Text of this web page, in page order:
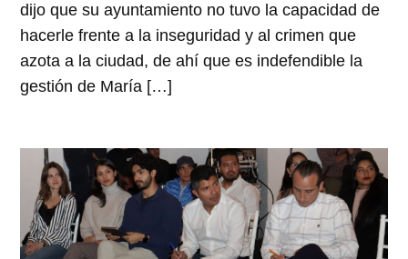
dijo que su ayuntamiento no tuvo la capacidad de
hacerle frente a la inseguridad y al crimen que
azota a la ciudad, de ahí que es indefendible la
gestión de María […]